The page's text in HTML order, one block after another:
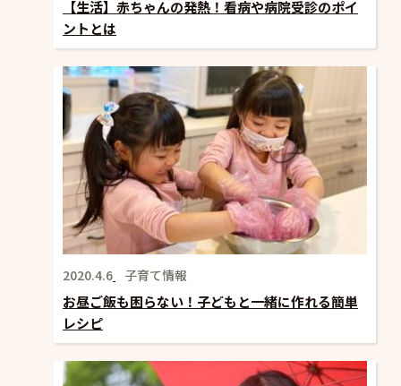
【生活】赤ちゃんの発熱！看病や病院受診のポイ
ントとは
2020.4.6 子育て情報
お昼ご飯も困らない！子どもと一緒に作れる簡単
レシピ